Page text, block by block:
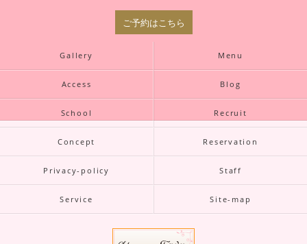
ご予約はこちら
Gallery Menu
Access Blog
School Recruit
Concept Reservation
Privacy-policy Staff
Service Site-map